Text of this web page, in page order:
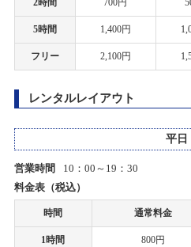
2019/06/20
6月30日の上里店サーキットの営業
2019/05/07
タムタム白子店グランドOPENのお知ら
2019/04/27
タムタム白子店２階 一時閉店のお知
2019/04/27
タムタム白子店１階 一時閉店のお知ら
お客様感謝祭2023夏開催のお知らせ
2023/08/11(金)～2023/08/20(日)
カテゴリ：キャンペーン
お客様感謝祭2023春プレゼント当
2023/04/29(土)
カテゴリ：キャンペーン
お客様感謝祭2023春開催のお知らせ
2023/03/25(土)～2023/04/23(日)
カテゴリ：キャンペーン
5時間 1,400円
フリー 2,100円
レンタルレイアウト
平日
営業時間
10：00～19：30
料金表（税込）
時間 通常料金
1時間 800円